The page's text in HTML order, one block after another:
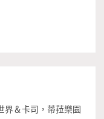
界＆卡司，蒂菈樂園